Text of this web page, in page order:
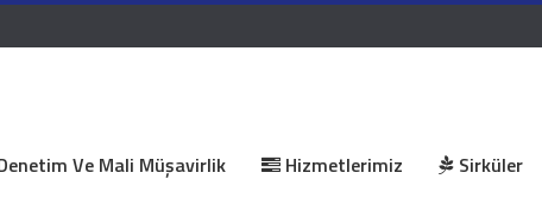
Ve Mali Müşavirlik Hizmetlerimiz Sirküler